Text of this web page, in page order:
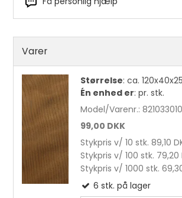
stk.
Varer
Størrelse: ca.
Én enhed er: pr. stk.
Model/Varenr.:
99,00 DKK
Stykpris v/ 10 stk. 89,10
Stykpris v/ 100 stk. 79,20
Stykpris v/ 1000 stk.
6 stk. på lager